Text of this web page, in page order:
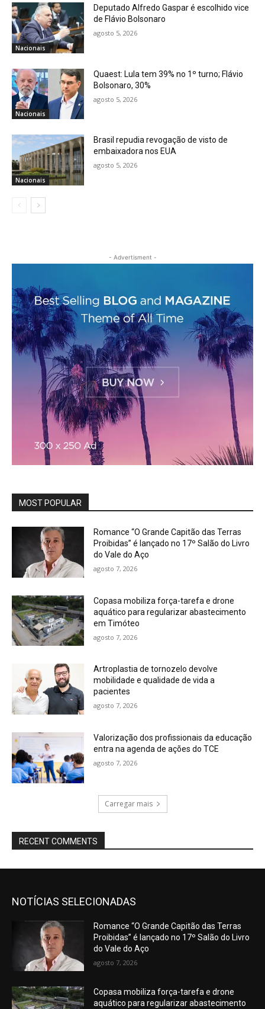
Nacionais
Deputado Alfredo Gaspar é escolhido vice
de Flávio Bolsonaro
agosto 5, 2026
Nacionais
Quaest: Lula tem 39% no 1º turno; Flávio
Bolsonaro, 30%
agosto 5, 2026
Nacionais
Brasil repudia revogação de visto de
embaixadora nos EUA
agosto 5, 2026
- Advertisment -
MOST POPULAR
Romance “O Grande Capitão das Terras
Proibidas” é lançado no 17º Salão do Livro
do Vale do Aço
agosto 7, 2026
Copasa mobiliza força-tarefa e drone
aquático para regularizar abastecimento
em Timóteo
agosto 7, 2026
Artroplastia de tornozelo devolve
mobilidade e qualidade de vida a
pacientes
agosto 7, 2026
Valorização dos profissionais da educação
entra na agenda de ações do TCE
agosto 7, 2026
Carregar mais
RECENT COMMENTS
NOTÍCIAS SELECIONADAS
Romance “O Grande Capitão das Terras
Proibidas” é lançado no 17º Salão do Livro
do Vale do Aço
agosto 7, 2026
Copasa mobiliza força-tarefa e drone
aquático para regularizar abastecimento